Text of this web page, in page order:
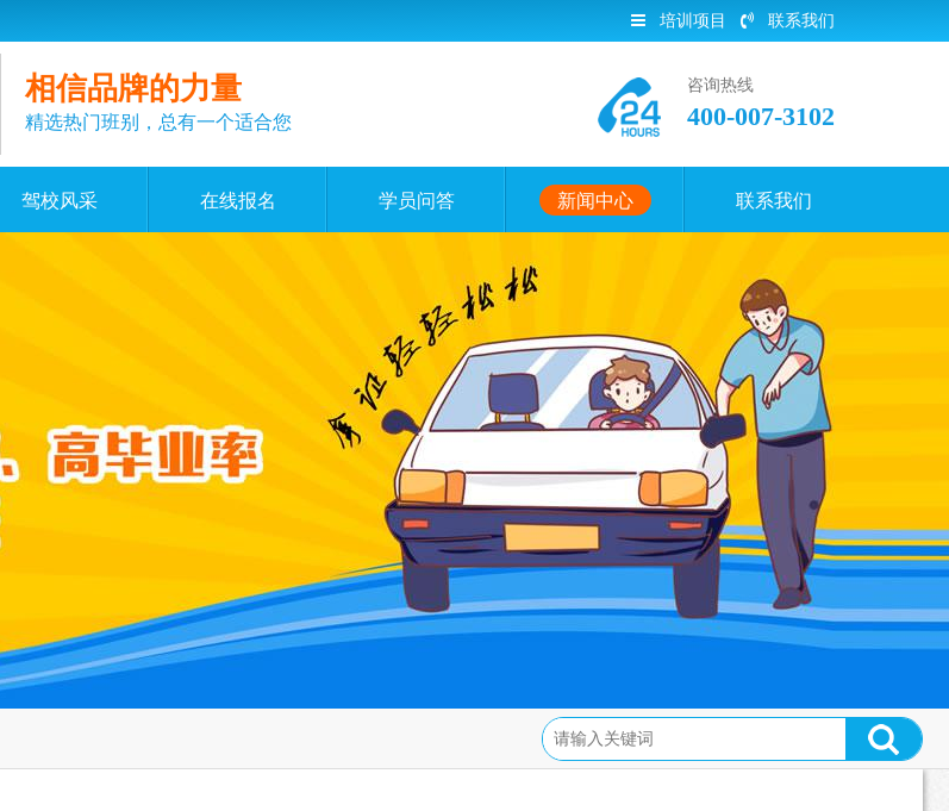
培训项目 联系我们
相信品牌的力量
精选热门班别，总有一个适合您
咨询热线
400-007-3102
驾校风采 在线报名 学员问答 新闻中心 联系我们